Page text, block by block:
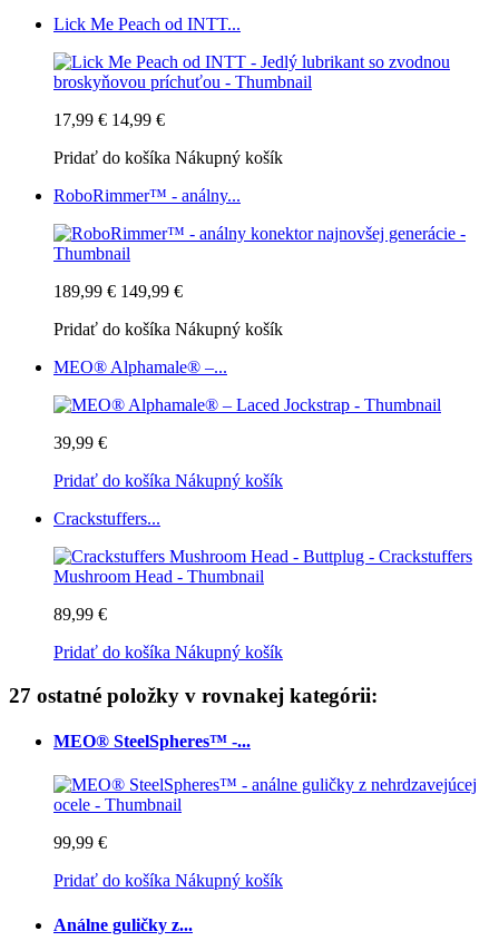
Lick Me Peach od INTT...
17,99 € 14,99 €
Pridať do košíka Nákupný košík
RoboRimmer™ - análny...
189,99 € 149,99 €
Pridať do košíka Nákupný košík
MEO® Alphamale® –...
39,99 €
Pridať do košíka Nákupný košík
Crackstuffers...
89,99 €
Pridať do košíka Nákupný košík
27 ostatné položky v rovnakej kategórii:
MEO® SteelSpheres™ -...
99,99 €
Pridať do košíka Nákupný košík
Análne guličky z...